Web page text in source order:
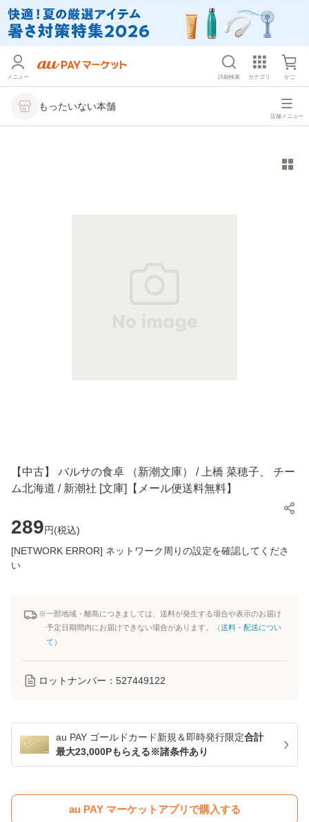
メニュー 詳細検索 カテゴリ かご
もったいない本舗
店舗メニュー
【中古】 バルサの食卓 （新潮文庫） / 上橋 菜穂子、 チー
ム北海道 / 新潮社 [文庫]【メール便送料無料】
289円(税込)
[NETWORK ERROR] ネットワーク周りの設定を確認してくださ
い
※一部地域・離島につきましては、送料が発生する場合や表示のお届け
予定日期間内にお届けできない場合があります。（送料・配送につい
て ）
ロットナンバー： 527449122
au PAY ゴールドカード新規＆即時発行限定合計
最大23,000Pもらえる※諸条件あり
au PAY マーケットアプリで購入する